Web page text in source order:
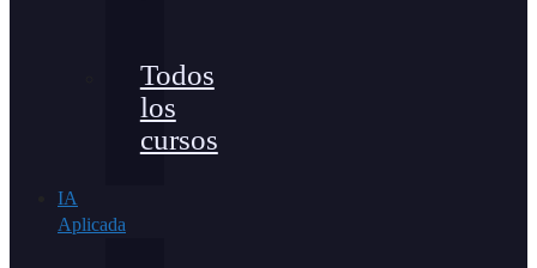
Todos
los
cursos
IA
Aplicada